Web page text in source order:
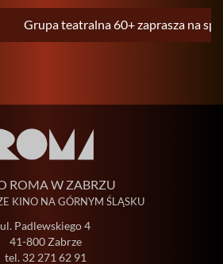
Grupa teatralna 60+ zaprasza na
ROMA W ZABRZU
KINO NA GÓRNYM ŚLĄSKU
ul. Padlewskiego 4
41-800 Zabrze
tel. 32 271 62 91